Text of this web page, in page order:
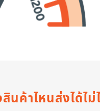
นค้าไหนส่งได้ไม่